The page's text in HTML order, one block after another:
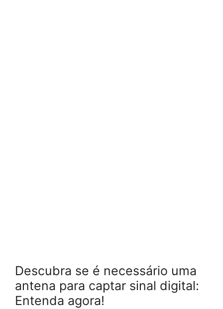
Descubra se é necessário uma
antena para captar sinal digital:
Entenda agora!